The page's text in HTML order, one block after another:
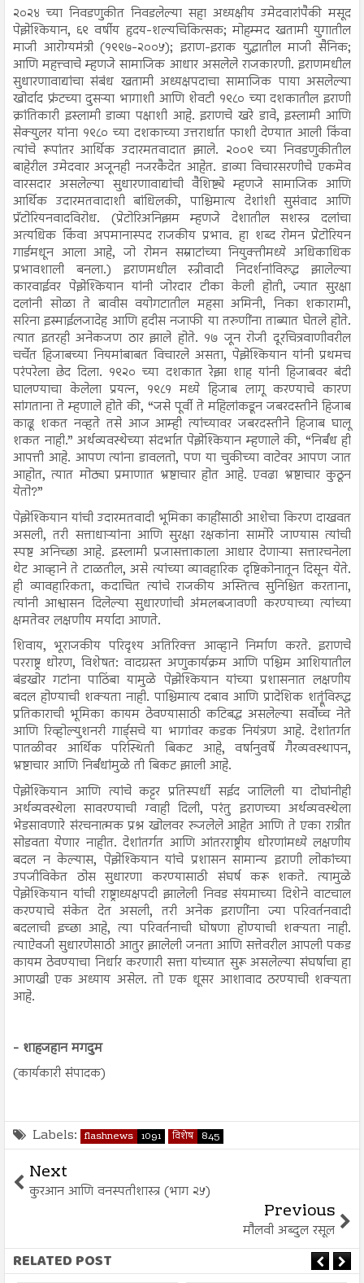
२०२४ च्या निवडणुकीत निवडलेल्या सहा अध्यक्षीय उमेदवारांपैकी मसूद
पेझेश्कियान, ६९ वर्षीय हृदय-शल्यचिकित्सक; मोहम्मद खतामी युगातील
माजी आरोग्यमंत्री (१९९७-२००५); इराण-इराक युद्धातील माजी सैनिक;
आणि महत्त्वाचे म्हणजे सामाजिक आधार असलेले राजकारणी. इराणमधील
सुधारणावाद्यांचा संबंध खतामी अध्यक्षपदाचा सामाजिक पाया असलेल्या
खोर्दाद फ्रंटच्या दुसऱ्या भागाशी आणि शेवटी १९८० च्या दशकातील इराणी
क्रांतिकारी इस्लामी डाव्या पक्षाशी आहे. इराणचे खरे डावे, इस्लामी आणि
सेक्युलर यांना १९८० च्या दशकाच्या उत्तरार्धात फाशी देण्यात आली किंवा
त्यांचे रूपांतर आर्थिक उदारमतवादात झाले. २००९ च्या निवडणुकीतील
बाहेरील उमेदवार अजूनही नजरकैदेत आहेत. डाव्या विचारसरणीचे एकमेव
वारसदार असलेल्या सुधारणावाद्यांची वैशिष्ट्ये म्हणजे सामाजिक आणि
आर्थिक उदारमतवादाशी बांधिलकी, पाश्चिमात्य देशांशी सुसंवाद आणि
प्रॅटोरियनवादविरोध. (प्रेटोरिअनिझम म्हणजे देशातील सशस्त्र दलांचा
अत्यधिक किंवा अपमानास्पद राजकीय प्रभाव. हा शब्द रोमन प्रेटोरियन
गार्डमधून आला आहे, जो रोमन सम्राटांच्या नियुक्तीमध्ये अधिकाधिक
प्रभावशाली बनला.) इराणमधील स्त्रीवादी निदर्शनांविरुद्ध झालेल्या
कारवाईवर पेझेश्कियान यांनी जोरदार टीका केली होती, ज्यात सुरक्षा
दलांनी सोळा ते बावीस वयोगटातील महसा अमिनी, निका शकारामी,
सरिना इस्माईलजादेह आणि हदीस नजाफी या तरुणींना ताब्यात घेतले होते.
त्यात इतरही अनेकजण ठार झाले होते. १७ जून रोजी दूरचित्रवाणीवरील
चर्चेत हिजाबच्या नियमांबाबत विचारले असता, पेझेश्कियान यांनी प्रथमच
परंपरेला छेद दिला. १९२० च्या दशकात रेझा शाह यांनी हिजाबवर बंदी
घालण्याचा केलेला प्रयत्न, १९८१ मध्ये हिजाब लागू करण्याचे कारण
सांगताना ते म्हणाले होते की, “जसे पूर्वी ते महिलांकडून जबरदस्तीने हिजाब
काढू शकत नव्हते तसे आज आम्ही त्यांच्यावर जबरदस्तीने हिजाब घालू
शकत नाही.” अर्थव्यवस्थेच्या संदर्भात पेझेश्कियान म्हणाले की, “निर्बंध ही
आपत्ती आहे. आपण त्यांना डावलतो, पण या चुकीच्या वाटेवर आपण जात
आहोत, त्यात मोठ्या प्रमाणात भ्रष्टाचार होत आहे. एवढा भ्रष्टाचार कुठून
येतो?”
पेझेश्कियान यांची उदारमतवादी भूमिका काहींसाठी आशेचा किरण दाखवत
असली, तरी सत्ताधाऱ्यांना आणि सुरक्षा रक्षकांना सामोरे जाण्यास त्यांची
स्पष्ट अनिच्छा आहे. इस्लामी प्रजासत्ताकाला आधार देणाऱ्या सत्तारचनेला
थेट आव्हाने ते टाळतील, असे त्यांच्या व्यावहारिक दृष्टिकोनातून दिसून येते.
ही व्यावहारिकता, कदाचित त्यांचे राजकीय अस्तित्व सुनिश्चित करताना,
त्यांनी आश्वासन दिलेल्या सुधारणांची अंमलबजावणी करण्याच्या त्यांच्या
क्षमतेवर लक्षणीय मर्यादा आणते.
शिवाय, भूराजकीय परिदृश्य अतिरिक्त आव्हाने निर्माण करते. इराणचे
परराष्ट्र धोरण, विशेषत: वादग्रस्त अणुकार्यक्रम आणि पश्चिम आशियातील
बंडखोर गटांना पाठिंबा यामुळे पेझेश्कियान यांच्या प्रशासनात लक्षणीय
बदल होण्याची शक्यता नाही. पाश्चिमात्य दबाव आणि प्रादेशिक शत्रूंविरुद्ध
प्रतिकाराची भूमिका कायम ठेवण्यासाठी कटिबद्ध असलेल्या सर्वोच्च नेते
आणि रिव्होल्युशनरी गार्ड्सचे या भागांवर कडक नियंत्रण आहे. देशांतर्गत
पातळीवर आर्थिक परिस्थिती बिकट आहे, वर्षानुवर्षे गैरव्यवस्थापन,
भ्रष्टाचार आणि निर्बंधांमुळे ती बिकट झाली आहे.
पेझेश्कियान आणि त्यांचे कट्टर प्रतिस्पर्धी सईद जालिली या दोघांनीही
अर्थव्यवस्थेला सावरण्याची ग्वाही दिली, परंतु इराणच्या अर्थव्यवस्थेला
भेडसावणारे संरचनात्मक प्रश्न खोलवर रुजलेले आहेत आणि ते एका रात्रीत
सोडवता येणार नाहीत. देशांतर्गत आणि आंतरराष्ट्रीय धोरणांमध्ये लक्षणीय
बदल न केल्यास, पेझेश्कियान यांचे प्रशासन सामान्य इराणी लोकांच्या
उपजीविकेत ठोस सुधारणा करण्यासाठी संघर्ष करू शकते. त्यामुळे
पेझेश्कियान यांची राष्ट्राध्यक्षपदी झालेली निवड संयमाच्या दिशेने वाटचाल
करण्याचे संकेत देत असली, तरी अनेक इराणींना ज्या परिवर्तनवादी
बदलाची इच्छा आहे, त्या परिवर्तनाची घोषणा होण्याची शक्यता नाही.
त्याऐवजी सुधारणेसाठी आतुर झालेली जनता आणि सत्तेवरील आपली पकड
कायम ठेवण्याचा निर्धार करणारी सत्ता यांच्यात सुरू असलेल्या संघर्षाचा हा
आणखी एक अध्याय असेल. तो एक धूसर आशावाद ठरण्याची शक्यता
आहे.
- शाहजहान मगदुम
(कार्यकारी संपादक)
Labels: flashnews 1091 विशेष 845
Next
कुरआन आणि वनस्पतीशास्त्र (भाग २५)
Previous
मौलवी अब्दुल रसूल
RELATED POST